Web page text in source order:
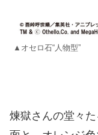
▲オセロ石“人物型”
煉獄さんの堂々